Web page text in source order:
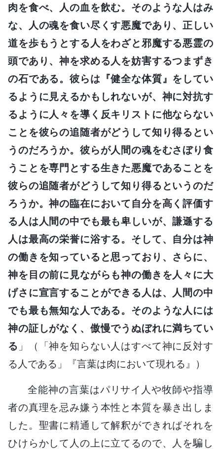
肉を食べ、人の血を飲む。そのような人はみ
な、人の魂を食い尽くす悪魔であり、正しい
道を歩もうとする人をわざと邪魔する悪霊の
頭であり、神を求める人を妨害するつまずき
の石である。彼らは『健全な体質』をしてい
るように見えるかもしれないが、神に対抗す
るように人々を導く反キリストに他ならない
ことを彼らの追随者がどうして知り得るとい
うのだろうか。彼らが人間の魂をむさぼり食
うことを専門とする生きた悪魔であることを
彼らの追随者がどうして知り得るというのだ
ろうか。神の臨在において自分を高く評価す
る人は人間の中でも最も卑しいが、謙遜する
人は最高の栄誉に浴する。そして、自分は神
の働きを知っていると思っており、さらに、
神を目の前に見ながらも神の働きを人々に大
げさに宣言することができる人は、人間の中
でも最も無知な人である。そのような人には
神の証しがなく、傲慢でうぬぼれに満ちてい
る 」（「神を知らない人はすべて神に反対す
る人である」『言葉は肉において現れる』）
全能神の言葉はパリサイ人や牧師や指導
者の真理を忌み嫌う本性と本質を暴き出しま
した。聖書に精通して解釈ができればそれを
ひけらかして人の上に立てるので、人を騙し